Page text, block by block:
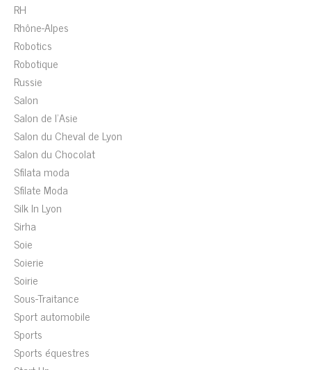
RH
Rhône-Alpes
Robotics
Robotique
Russie
Salon
Salon de l'Asie
Salon du Cheval de Lyon
Salon du Chocolat
Sfilata moda
Sfilate Moda
Silk In Lyon
Sirha
Soie
Soierie
Soirie
Sous-Traitance
Sport automobile
Sports
Sports équestres